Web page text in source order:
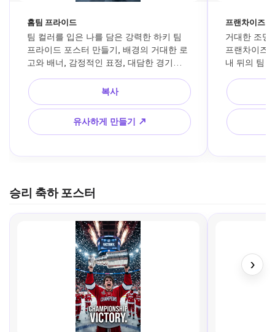
홈팀 프라이드
팀 컬러를 입은 나를 담은 강력한 하키 팀
프라이드 포스터 만들기, 배경의 거대한 로
고와 배너, 감정적인 표정, 대담한 경기장
스타일.
복사
유사하게 만들기 ↗
프랜차이즈
거대한 조명
프랜차이즈
내 뒤의 팀
사진.
승리 축하 포스터
›